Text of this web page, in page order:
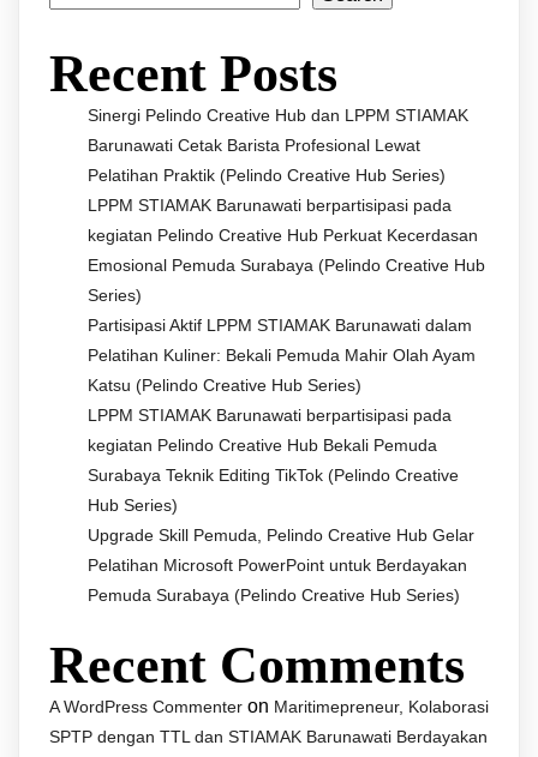
Recent Posts
Sinergi Pelindo Creative Hub dan LPPM STIAMAK
Barunawati Cetak Barista Profesional Lewat
Pelatihan Praktik (Pelindo Creative Hub Series)
LPPM STIAMAK Barunawati berpartisipasi pada
kegiatan Pelindo Creative Hub Perkuat Kecerdasan
Emosional Pemuda Surabaya (Pelindo Creative Hub
Series)
Partisipasi Aktif LPPM STIAMAK Barunawati dalam
Pelatihan Kuliner: Bekali Pemuda Mahir Olah Ayam
Katsu (Pelindo Creative Hub Series)
LPPM STIAMAK Barunawati berpartisipasi pada
kegiatan Pelindo Creative Hub Bekali Pemuda
Surabaya Teknik Editing TikTok (Pelindo Creative
Hub Series)
Upgrade Skill Pemuda, Pelindo Creative Hub Gelar
Pelatihan Microsoft PowerPoint untuk Berdayakan
Pemuda Surabaya (Pelindo Creative Hub Series)
Recent Comments
A WordPress Commenter on Maritimepreneur, Kolaborasi
SPTP dengan TTL dan STIAMAK Barunawati Berdayakan